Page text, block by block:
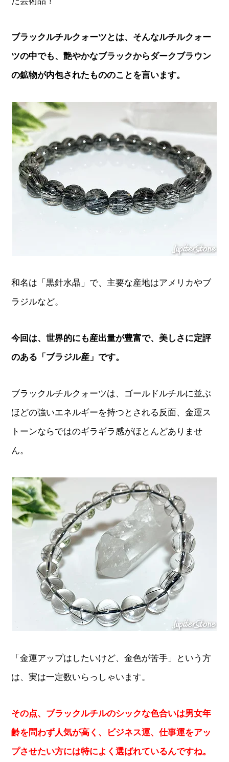
ブラックルチルクォーツとは、そんなルチルクォー
ツの中でも、艶やかなブラックからダークブラウン
の鉱物が内包されたもののことを言います。
和名は「黒針水晶」で、主要な産地はアメリカやブ
ラジルなど。
今回は、世界的にも産出量が豊富で、美しさに定評
のある「ブラジル産」です。
ブラックルチルクォーツは、ゴールドルチルに並ぶ
ほどの強いエネルギーを持つとされる反面、金運ス
トーンならではのギラギラ感がほとんどありませ
ん。
「金運アップはしたいけど、金色が苦手」という方
は、実は一定数いらっしゃいます。
その点、ブラックルチルのシックな色合いは男女年
齢を問わず人気が高く、ビジネス運、仕事運をアッ
プさせたい方には特によく選ばれているんですね。